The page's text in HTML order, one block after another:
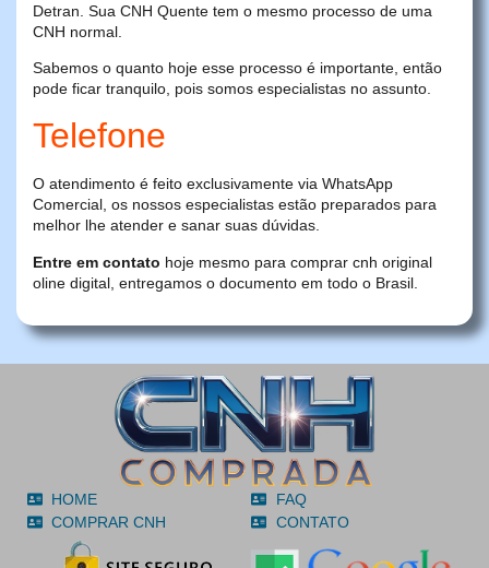
Detran. Sua CNH Quente tem o mesmo processo de uma
CNH normal.
Sabemos o quanto hoje esse processo é importante, então
pode ficar tranquilo, pois somos especialistas no assunto.
Telefone
O atendimento é feito exclusivamente via WhatsApp
Comercial, os nossos especialistas estão preparados para
melhor lhe atender e sanar suas dúvidas.
Entre em contato hoje mesmo para comprar cnh original
oline digital, entregamos o documento em todo o Brasil.
HOME
COMPRAR CNH
FAQ
CONTATO